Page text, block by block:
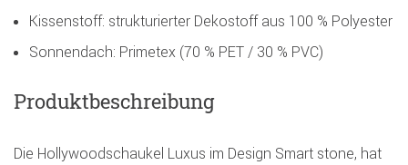
Kissenstoff: strukturierter Dekostoff aus 100 % Polyester
Sonnendach: Primetex (70 % PET / 30 % PVC)
Produktbeschreibung
Die Hollywoodschaukel Luxus im Design Smart stone, hat